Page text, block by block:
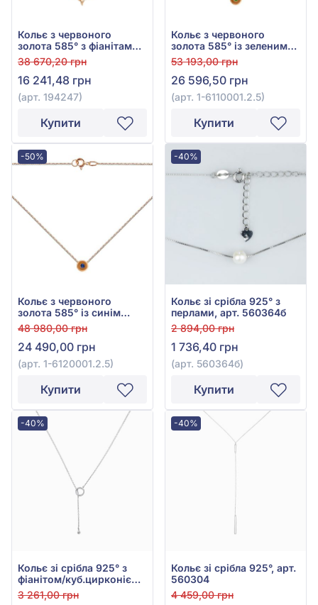
Кольє з червоного
золота 585° з фіанітами/
куб.цирконієм, арт.
194247
38 670,20 грн
16 241,48 грн
(арт. 194247)
Купити
Кольє з червоного
золота 585° із зеленим
смарагдом 0,06ct, арт. 1-
6110001.2.5
53 193,00 грн
26 596,50 грн
(арт. 1-6110001.2.5)
Купити
-50%
Кольє з червоного
золота 585° із синім
сапфіром 0,07ct, арт. 1-
6120001.2.5
48 980,00 грн
24 490,00 грн
(арт. 1-6120001.2.5)
Купити
-40%
Кольє зі срібла 925° з
перлами, арт. 560364б
2 894,00 грн
1 736,40 грн
(арт. 560364б)
Купити
-40%
Кольє зі срібла 925° з
фіанітом/куб.цирконієм,
арт. 560401
3 261,00 грн
-40%
Кольє зі срібла 925°, арт.
560304
4 459,00 грн